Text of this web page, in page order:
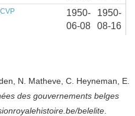
1950-
06-08
1950-
08-16
N. Matheve, C. Heyneman, E.
des gouvernements belges
belelite